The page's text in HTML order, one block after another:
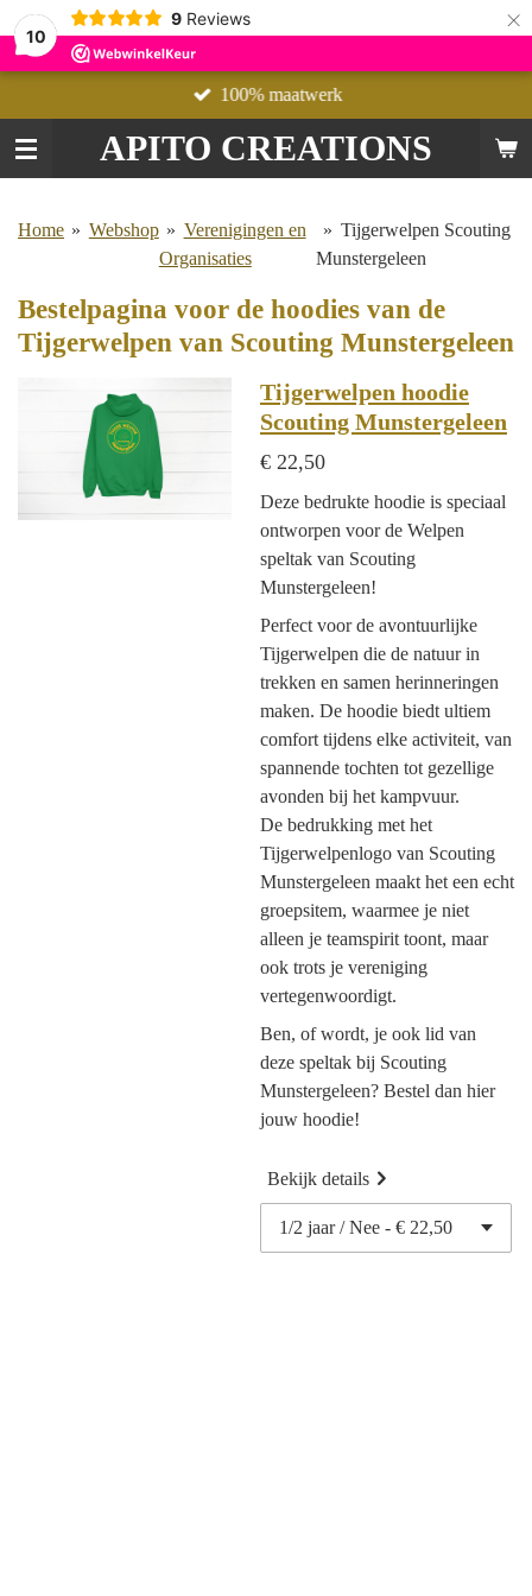
10
9 Reviews ×
APITO CREATIONS
100% maatwerk
Home » Webshop » Verenigingen en
Organisaties
» Tijgerwelpen Scouting
Munstergeleen
Bestelpagina voor de hoodies van de
Tijgerwelpen van Scouting Munstergeleen
Tijgerwelpen hoodie
Scouting Munstergeleen
€ 22,50
Deze bedrukte hoodie is speciaal
ontworpen voor de Welpen
speltak van Scouting
Munstergeleen!
Perfect voor de avontuurlijke
Tijgerwelpen die de natuur in
trekken en samen herinneringen
maken. De hoodie biedt ultiem
comfort tijdens elke activiteit, van
spannende tochten tot gezellige
avonden bij het kampvuur.
De bedrukking met het
Tijgerwelpenlogo van Scouting
Munstergeleen maakt het een echt
groepsitem, waarmee je niet
alleen je teamspirit toont, maar
ook trots je vereniging
vertegenwoordigt.
Ben, of wordt, je ook lid van
deze speltak bij Scouting
Munstergeleen? Bestel dan hier
jouw hoodie!
Bekijk details